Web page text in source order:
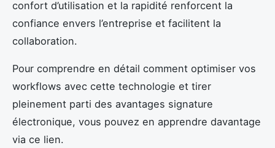
confort d’utilisation et la rapidité renforcent la
confiance envers l’entreprise et facilitent la
collaboration.
Pour comprendre en détail comment optimiser vos
workflows avec cette technologie et tirer
pleinement parti des avantages signature
électronique, vous pouvez en apprendre davantage
via ce lien.